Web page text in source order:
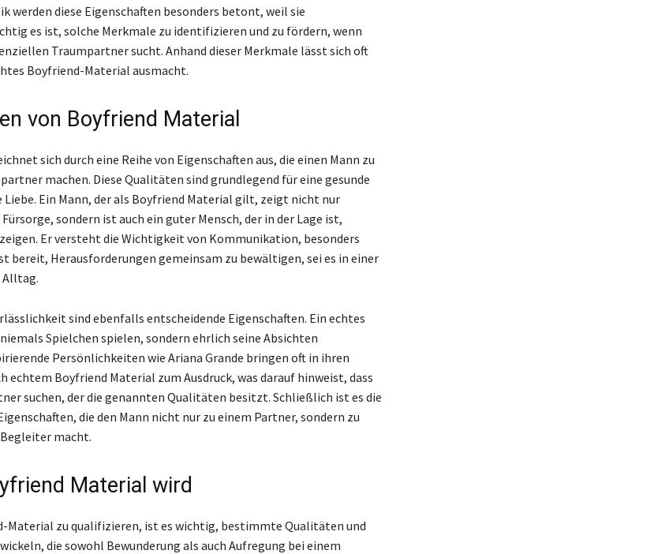
werden diese Eigenschaften besonders betont, weil sie
es ist, solche Merkmale zu identifizieren und zu fördern, wenn
Traumpartner sucht. Anhand dieser Merkmale lässt sich oft
Boyfriend-Material ausmacht.
von Boyfriend Material
sich durch eine Reihe von Eigenschaften aus, die einen Mann zu
machen. Diese Qualitäten sind grundlegend für eine gesunde
Liebe. Ein Mann, der als Boyfriend Material gilt, zeigt nicht nur
sondern ist auch ein guter Mensch, der in der Lage ist,
Er versteht die Wichtigkeit von Kommunikation, besonders
bereit, Herausforderungen gemeinsam zu bewältigen, sei es in einer
Alltag.
sind ebenfalls entscheidende Eigenschaften. Ein echtes
Spielchen spielen, sondern ehrlich seine Absichten
Persönlichkeiten wie Ariana Grande bringen oft in ihren
echtem Boyfriend Material zum Ausdruck, was darauf hinweist, dass
suchen, der die genannten Qualitäten besitzt. Schließlich ist es die
die den Mann nicht nur zu einem Partner, sondern zu
macht.
Material wird
Material zu qualifizieren, ist es wichtig, bestimmte Qualitäten und
die sowohl Bewunderung als auch Aufregung bei einem